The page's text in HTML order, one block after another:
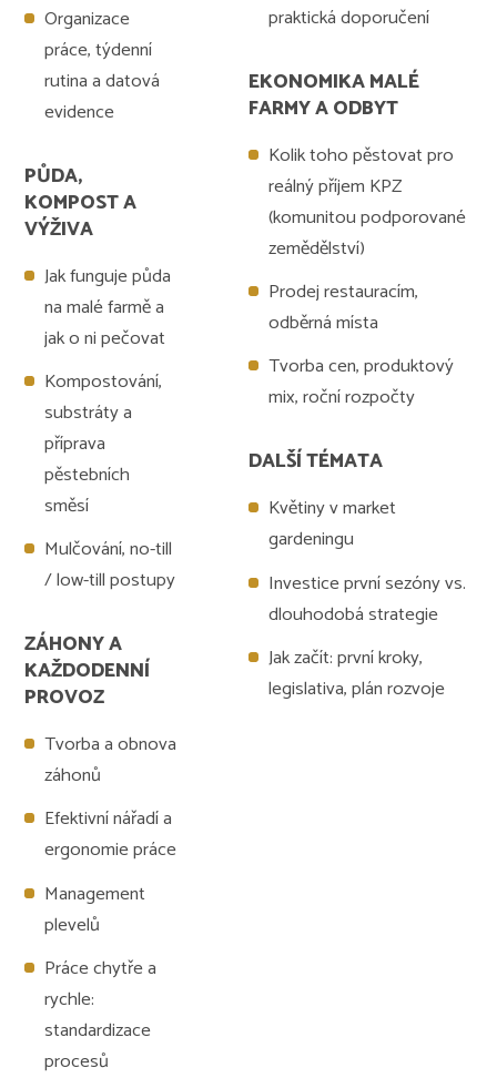
Organizace
práce, týdenní
rutina a datová
evidence
PŮDA,
KOMPOST A
VÝŽIVA
Jak funguje půda
na malé farmě a
jak o ni pečovat
Kompostování,
substráty a
příprava
pěstebních
směsí
Mulčování, no-till
/ low-till postupy
ZÁHONY A
KAŽDODENNÍ
PROVOZ
Tvorba a obnova
záhonů
Efektivní nářadí a
ergonomie práce
Management
plevelů
Práce chytře a
rychle:
standardizace
procesů
praktická doporučení
EKONOMIKA MALÉ
FARMY A ODBYT
Kolik toho pěstovat pro
reálný příjem KPZ
(komunitou podporované
zemědělství)
Prodej restauracím,
odběrná místa
Tvorba cen, produktový
mix, roční rozpočty
DALŠÍ TÉMATA
Květiny v market
gardeningu
Investice první sezóny vs.
dlouhodobá strategie
Jak začít: první kroky,
legislativa, plán rozvoje